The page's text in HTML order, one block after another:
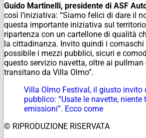
Guido Martinelli, presidente di ASF
così l’iniziativa: “Siamo felici di dare il
questa importante iniziativa sul
ripartenza con un cartellone di qualità
la cittadinanza. Invito quindi i
possibile i mezzi pubblici, sicuri e
questo servizio navetta, oltre ai pullman
transitano da Villa Olmo”.
Villa Olmo Festival, il giusto invito
pubblico: “Usate le navette,
emissioni”. Ecco come
© RIPRODUZIONE RISERVATA